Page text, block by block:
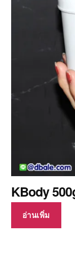
KBody
อ่านเพิ่ม